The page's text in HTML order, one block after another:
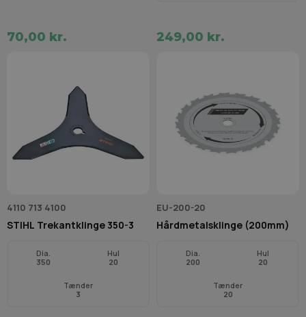
70,00 kr. 249,00 kr.
4110 713 4100
STIHL Trekantklinge 350-3
Dia.
350
Hul
20
Tænder
3
EU-200-20
Hårdmetalsklinge (200mm)
Dia.
200
Hul
20
Tænder
20